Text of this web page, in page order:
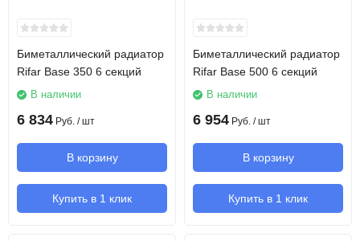
Биметаллический радиатор
Rifar Base 350 6 секций
В наличии
6 834 Руб. / шт
В корзину
Купить в 1 клик
Биметаллический радиатор
Rifar Base 500 6 секций
В наличии
6 954 Руб. / шт
В корзину
Купить в 1 клик